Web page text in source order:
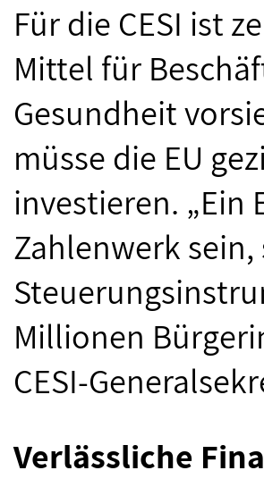
Für die CESI ist
Mittel für
Gesundheit
müsse die EU
investieren. „Ein
Zahlenwerk
Millionen
CESI-
Verlässliche